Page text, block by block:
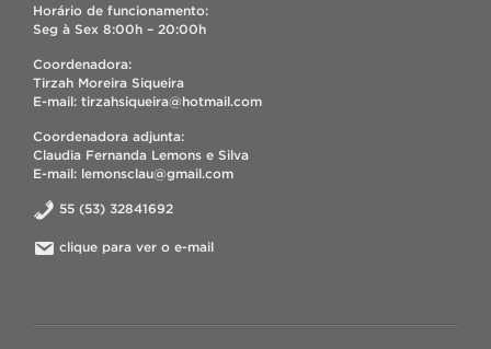
Horário de funcionamento:
Seg à Sex 8:00h – 20:00h
Coordenadora:
Tirzah Moreira Siqueira
E-mail: tirzahsiqueira@hotmail.com
Coordenadora adjunta:
Claudia Fernanda Lemons e Silva
E-mail: lemonsclau@gmail.com
55 (53) 32841692
clique para ver o e-mail